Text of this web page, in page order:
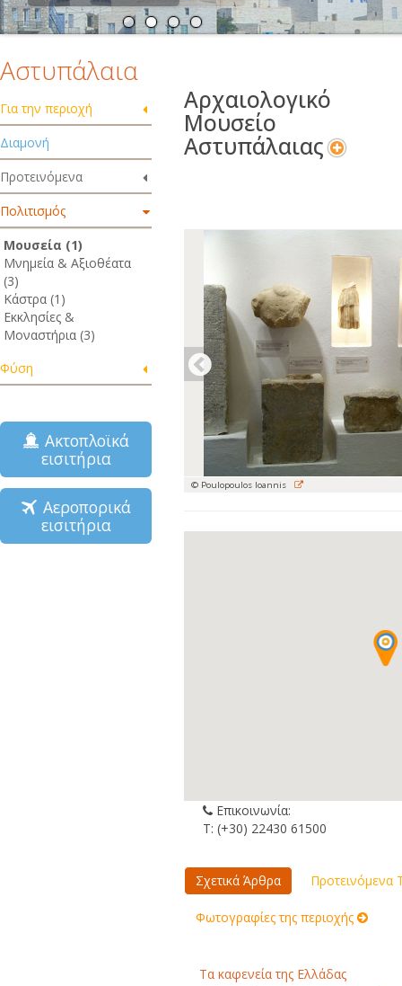
Αστυπάλαια
Για την περιοχή
Διαμονή
Προτεινόμενα
Πολιτισμός
Μουσεία (1)
Μνημεία & Αξιοθέατα
(3)
Κάστρα (1)
Εκκλησίες &
Μοναστήρια (3)
Φύση
Ακτοπλοϊκά
εισιτήρια
Αεροπορικά
εισιτήρια
Αρχαιολογικό
Μουσείο
Αστυπάλαιας
© Poulopoulos Ioannis
Επικοινωνία:
Τ: (+30) 22430 61500
Σχετικά Άρθρα Προτεινόμενα
Φωτογραφίες της περιοχής
Τα καφενεία της Ελλάδας